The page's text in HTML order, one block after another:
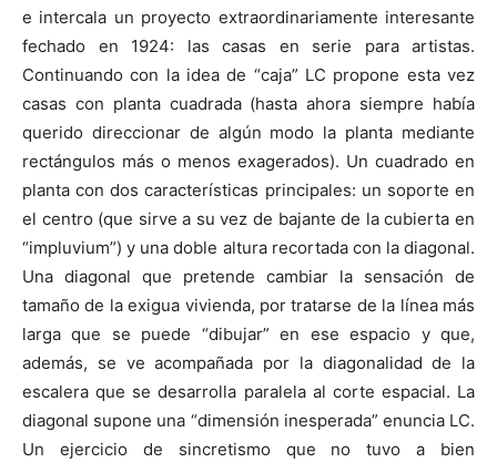
e intercala un proyecto extraordinariamente interesante
fechado en 1924: las casas en serie para artistas.
Continuando con la idea de “caja” LC propone esta vez
casas con planta cuadrada (hasta ahora siempre había
querido direccionar de algún modo la planta mediante
rectángulos más o menos exagerados). Un cuadrado en
planta con dos características principales: un soporte en
el centro (que sirve a su vez de bajante de la cubierta en
“impluvium”) y una doble altura recortada con la diagonal.
Una diagonal que pretende cambiar la sensación de
tamaño de la exigua vivienda, por tratarse de la línea más
larga que se puede “dibujar” en ese espacio y que,
además, se ve acompañada por la diagonalidad de la
escalera que se desarrolla paralela al corte espacial. La
diagonal supone una “dimensión inesperada” enuncia LC.
Un ejercicio de sincretismo que no tuvo a bien